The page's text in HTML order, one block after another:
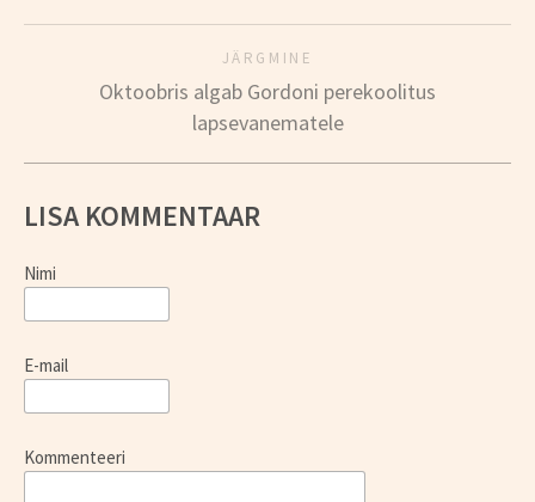
JÄRGMINE
Oktoobris algab Gordoni perekoolitus
lapsevanematele
LISA KOMMENTAAR
Nimi
E-mail
Kommenteeri